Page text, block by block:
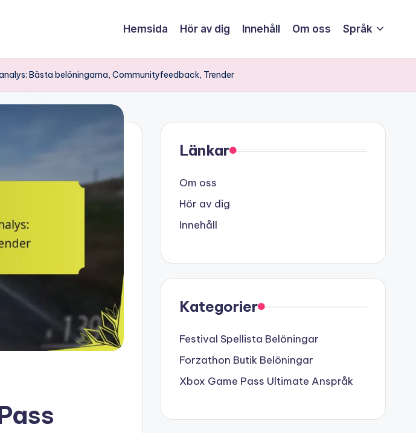
Hemsida Hör av dig Innehåll Om oss Språk
Bästa belöningarna, Communityfeedback, Trender
Länkar
Om oss
Hör av dig
Innehåll
Kategorier
Festival Spellista Belöningar
Forzathon Butik Belöningar
Xbox Game Pass Ultimate Anspråk